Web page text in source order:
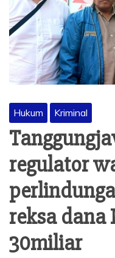
Hukum Kriminal
regulator
reksa dana
30miliar